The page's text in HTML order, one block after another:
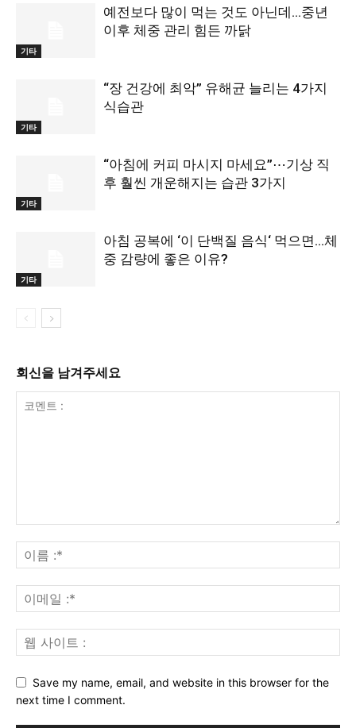
기타
예전보다 많이 먹는 것도 아닌데…중년
이후 체중 관리 힘든 까닭
기타
“장 건강에 최악” 유해균 늘리는 4가지
식습관
기타
“아침에 커피 마시지 마세요”⋯기상 직
후 훨씬 개운해지는 습관 3가지
기타
아침 공복에 ‘이 단백질 음식‘ 먹으면…체
중 감량에 좋은 이유?
회신을 남겨주세요
Save my name, email, and website in this browser for the
next time I comment.